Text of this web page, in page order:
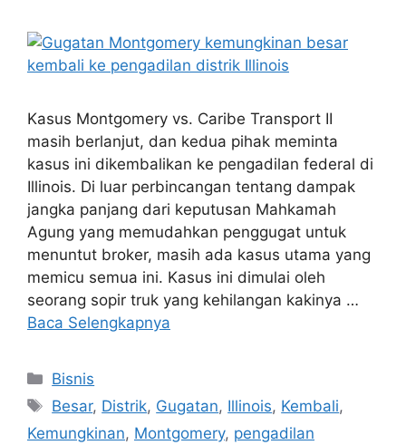
Kasus Montgomery vs. Caribe Transport II
masih berlanjut, dan kedua pihak meminta
kasus ini dikembalikan ke pengadilan federal di
Illinois. Di luar perbincangan tentang dampak
jangka panjang dari keputusan Mahkamah
Agung yang memudahkan penggugat untuk
menuntut broker, masih ada kasus utama yang
memicu semua ini. Kasus ini dimulai oleh
seorang sopir truk yang kehilangan kakinya …
Baca Selengkapnya
Kategori
Bisnis
Tag
Besar, Distrik, Gugatan, Illinois, Kembali,
Kemungkinan, Montgomery, pengadilan